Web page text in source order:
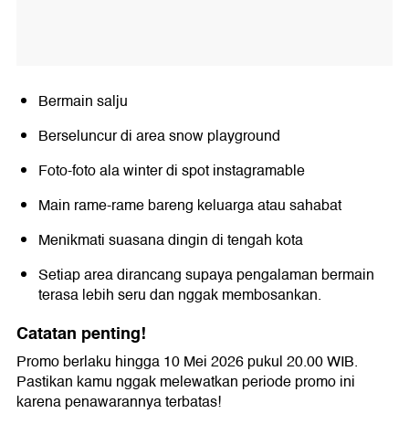
Bermain salju
Berseluncur di area snow playground
Foto-foto ala winter di spot instagramable
Main rame-rame bareng keluarga atau sahabat
Menikmati suasana dingin di tengah kota
Setiap area dirancang supaya pengalaman bermain
terasa lebih seru dan nggak membosankan.
Catatan penting!
Promo berlaku hingga 10 Mei 2026 pukul 20.00 WIB.
Pastikan kamu nggak melewatkan periode promo ini
karena penawarannya terbatas!